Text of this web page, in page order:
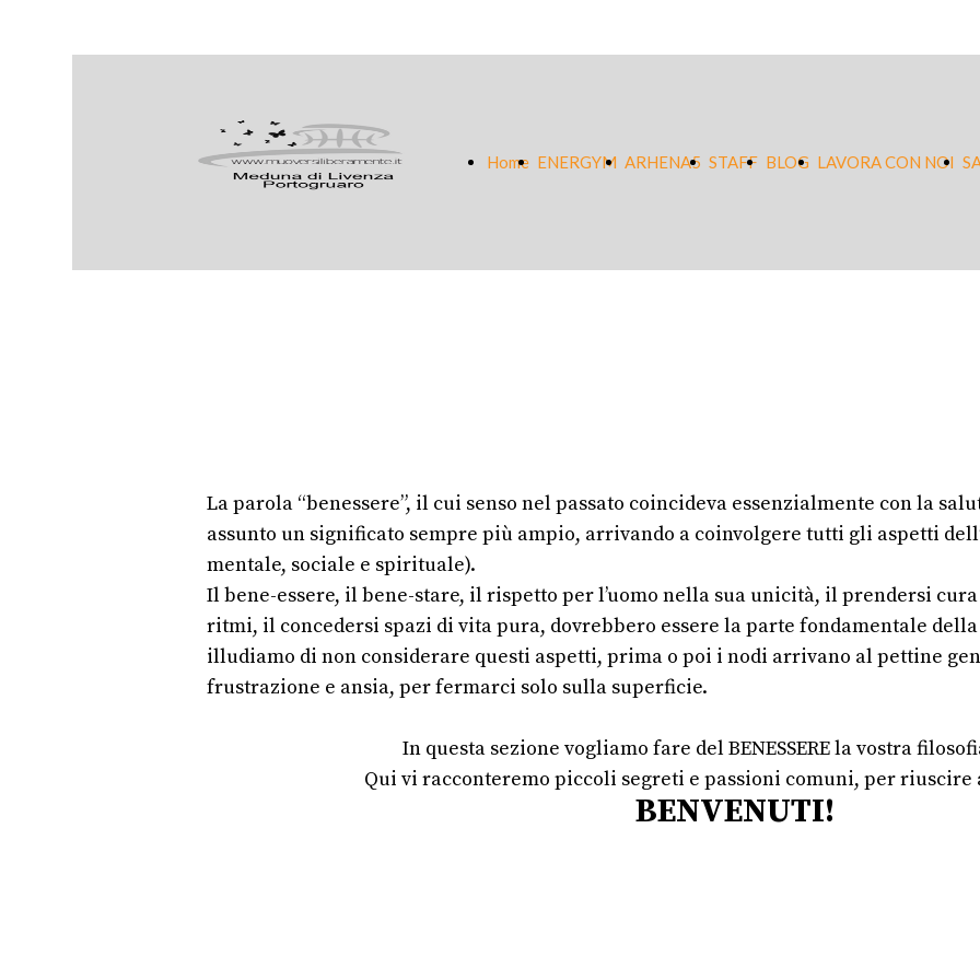
Home ENERGYM ARHENA5 STAFF BLOG LAVORA CON NOI
La parola “benessere”, il cui senso nel passato coincideva essenzialmente con la
assunto un significato sempre più ampio, arrivando a coinvolgere tutti gli aspetti
mentale, sociale e spirituale).
Il bene-essere, il bene-stare, il rispetto per l’uomo nella sua unicità, il prendersi
ritmi, il concedersi spazi di vita pura, dovrebbero essere la parte fondamentale
illudiamo di non considerare questi aspetti, prima o poi i nodi arrivano al pettine
frustrazione e ansia, per fermarci solo sulla superficie.
In questa sezione vogliamo fare del BENESSERE la vostra
Qui vi racconteremo piccoli segreti e passioni comuni, per riuscire
BENVENUTI!